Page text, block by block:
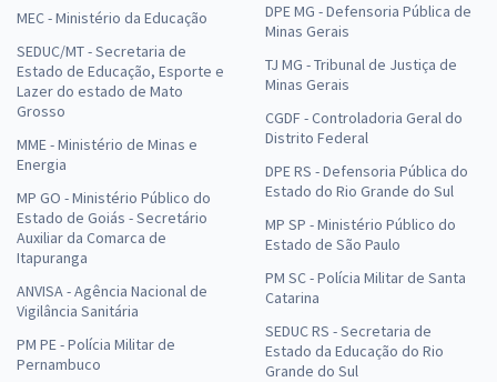
Comprar
TRF 1ª Região - Tribunal Regional Federal da 1ª Região -
Conhecimentos Básicos para Todos os Cargos (Exceto Analista
Judiciário e Técnico Judiciário - Área Administrativa, Sem
Especialidade)
à vista
24,59
Economize R$ 73,78 (-20%)
Comprar
MEC - Ministério da Educação
SEDUC/MT - Secretaria de
Estado de Educação, Esporte e
Lazer do estado de Mato
Grosso
MME - Ministério de Minas e
Energia
MP GO - Ministério Público do
Estado de Goiás - Secretário
Auxiliar da Comarca de
Itapuranga
ANVISA - Agência Nacional de
Vigilância Sanitária
PM PE - Polícia Militar de
Pernambuco
DPE MG - Defensoria Pública de
Minas Gerais
TJ MG - Tribunal de Justiça de
Minas Gerais
CGDF - Controladoria Geral do
Distrito Federal
DPE RS - Defensoria Pública do
Estado do Rio Grande do Sul
MP SP - Ministério Público do
Estado de São Paulo
PM SC - Polícia Militar de Santa
Catarina
SEDUC RS - Secretaria de
Estado da Educação do Rio
Grande do Sul